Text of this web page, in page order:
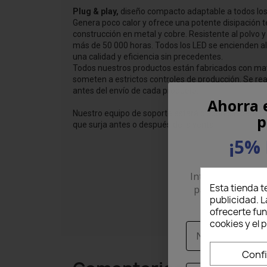
Plug & play, diseño compacto adaptable a todos
Genera poco calor y ofrece una potente disipación
construcción en metal y cobre. Resistente al polvo
más de 50 000 horas. Todos los LED se encienden
una calidad y eficiencia sin precedentes.
Todos nuestros productos están fabricados con
someten a estrictos controles de producción. Se
antes del envío de cada producto.
Nuestro equipo de soporte estará disponible para
que surja antes o después de la venta.
Esta tienda
publicidad.
ofrecerte
cookies y el
Ahorra
Introduce tu
para recibir un
Nome